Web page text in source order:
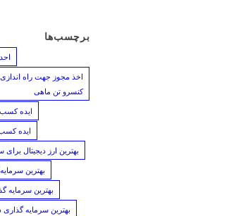
برچسب‌ها
اخذ مجوز جهت راه
کنسرو تن ماهی
ایده کسب
ایده
بهترین ارز دیجیتال
بهترین سرمایه
بهترین سرمایه
بهترین سرمایه گذاری در